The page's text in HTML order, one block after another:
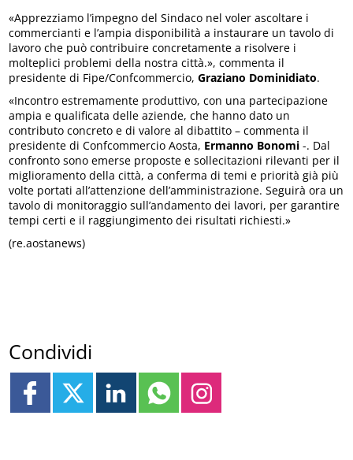
«Apprezziamo l’impegno del Sindaco nel voler ascoltare i
commercianti e l’ampia disponibilità a instaurare un tavolo di
lavoro che può contribuire concretamente a risolvere i
molteplici problemi della nostra città.», commenta il
presidente di Fipe/Confcommercio,Graziano Dominidiato.
«Incontro estremamente produttivo, con una partecipazione
ampia e qualificata delle aziende, che hanno dato un
contributo concreto e di valore al dibattito – commenta il
presidente di Confcommercio Aosta, Ermanno Bonomi -. Dal
confronto sono emerse proposte e sollecitazioni rilevanti per il
miglioramento della città, a conferma di temi e priorità già più
volte portati all’attenzione dell’amministrazione. Seguirà ora un
tavolo di monitoraggio sull’andamento dei lavori, per garantire
tempi certi e il raggiungimento dei risultati richiesti.»
(re.aostanews)
Condividi